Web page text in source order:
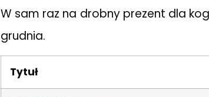
W sam raz na drobny prezent dla
grudnia.
Tytuł